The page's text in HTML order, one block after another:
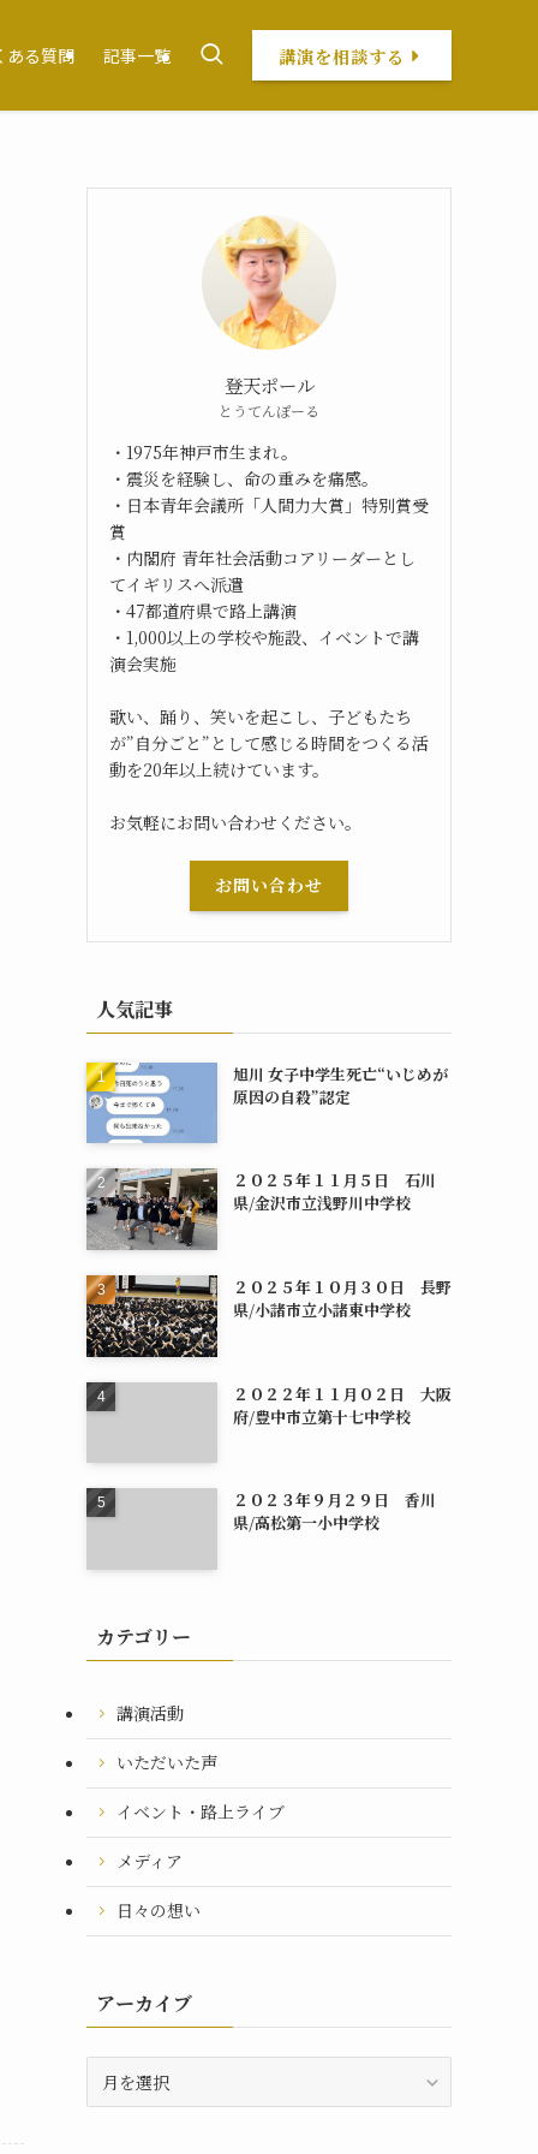
ある質問 記事一覧 講演を相談する
登天ポール
とうてんぽーる
・1975年神戸市生まれ。
・震災を経験し、命の重みを痛感。
・日本青年会議所「人間力大賞」特別賞受
賞
・内閣府 青年社会活動コアリーダーとし
てイギリスへ派遣
・47都道府県で路上講演
・1,000以上の学校や施設、イベントで講
演会実施
歌い、踊り、笑いを起こし、子どもたち
が”自分ごと”として感じる時間をつくる活
動を20年以上続けています。
お気軽にお問い合わせください。
お問い合わせ
人気記事
旭川 女子中学生死亡“いじめが
原因の自殺”認定
２０２５年１１月５日 石川
県/金沢市立浅野川中学校
２０２５年１０月３０日 長野
県/小諸市立小諸東中学校
２０２２年１１月０２日 大阪
府/豊中市立第十七中学校
２０２３年９月２９日 香川
県/高松第一小中学校
カテゴリー
講演活動
いただいた声
イベント・路上ライブ
メディア
日々の想い
アーカイブ